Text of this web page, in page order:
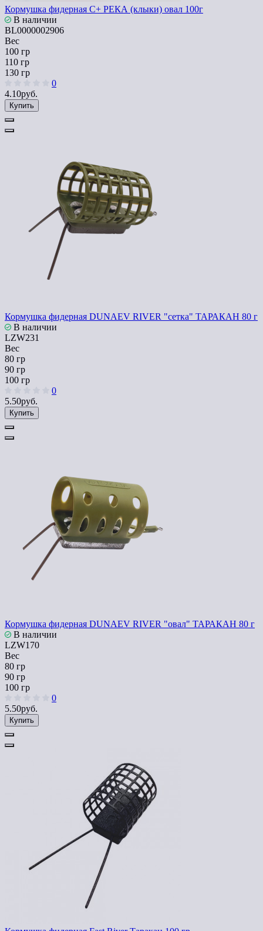
Кормушка фидерная C+ РЕКА (клыки) овал 100г
В наличии
BL0000002906
Вес
100 гр
110 гр
130 гр
0
4.10руб.
Купить
Кормушка фидерная DUNAEV RIVER "cетка" ТАРАКАН 80 г
В наличии
LZW231
Вес
80 гр
90 гр
100 гр
0
5.50руб.
Купить
Кормушка фидерная DUNAEV RIVER "овал" ТАРАКАН 80 г
В наличии
LZW170
Вес
80 гр
90 гр
100 гр
0
5.50руб.
Купить